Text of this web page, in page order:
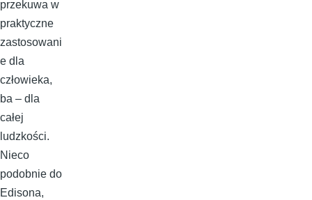
przekuwa w
praktyczne
zastosowani
e dla
człowieka,
ba – dla
całej
ludzkości.
Nieco
podobnie do
Edisona,